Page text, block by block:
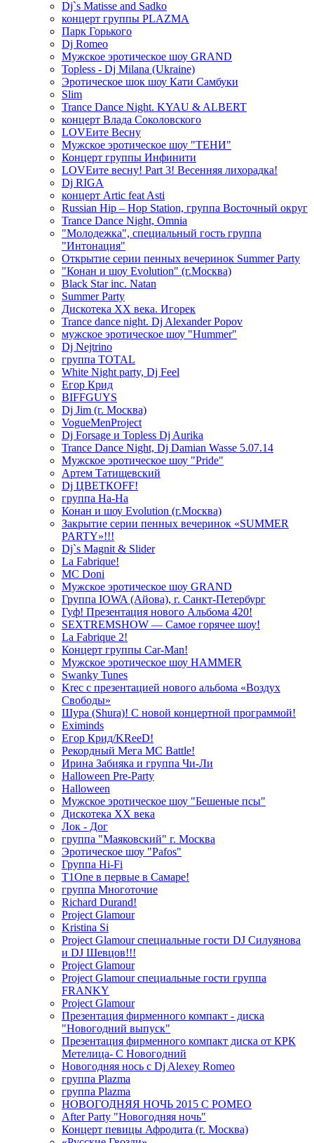
Dj`s Matisse and Sadko
концерт группы PLAZMA
Парк Горького
Dj Romeo
Мужское эротическое шоу GRAND
Topless - Dj Milana (Ukraine)
Эротическое шок шоу Кати Самбуки
Slim
Trance Dance Night. KYAU & ALBERT
концерт Влада Соколовского
LOVEите Весну
Мужское эротическое шоу "ТЕНИ"
Концерт группы Инфинити
LOVEите весну! Part 3! Весенняя лихорадка!
Dj RIGA
концерт Artic feat Asti
Russian Hip – Hop Station, группа Восточный округ
Trance Dance Night, Omnia
"Молодежка", специальный гость группа
"Интонация"
Открытие серии пенных вечеринок Summer Party
"Конан и шоу Evolution" (г.Москва)
Black Star inc. Natan
Summer Party
Дискотека ХХ века. Игорек
Trance dance night. Dj Alexander Popov
мужское эротическое шоу "Hummer"
Dj Nejtrino
группа TOTAL
White Night party, Dj Feel
Егор Крид
BIFFGUYS
Dj Jim (г. Москва)
VogueMenProject
Dj Forsage и Topless Dj Aurika
Trance Dance Night, Dj Damian Wasse 5.07.14
Мужское эротическое шоу "Pride"
Артем Татищевский
Dj ЦВЕТКOFF!
группа На-На
Конан и шоу Evolution (г.Москва)
Закрытие серии пенных вечеринок «SUMMER
PARTY»!!!
Dj`s Magnit & Slider
La Fabrique!
MC Doni
Мужское эротическое шоу GRAND
Группа IOWA (Айова), г. Санкт-Петербург
Гуф! Презентация нового Альбома 420!
SEXTREMSHOW — Самое горячее шоу!
La Fabrique 2!
Концерт группы Car-Man!
Мужское эротическое шоу HAMMER
Swanky Tunes
Krec с презентацией нового альбома «Воздух
Свободы»
Шура (Shura)! С новой концертной программой!
Eximinds
Егор Крид/KReeD!
Рекордный Мега МС Battle!
Ирина Забияка и группа Чи-Ли
Halloween Pre-Party
Halloween
Мужское эротическое шоу "Бешеные псы"
Дискотека ХХ века
Лок - Дог
группа "Маяковский" г. Москва
Эротическое шоу "Pafos"
Группа Hi-Fi
T1One в первые в Самаре!
группа Многоточие
Richard Durand!
Project Glamour
Kristina Si
Project Glamour специальные гости DJ Силуянова
и DJ Шевцов!!!
Project Glamour
Project Glamour специальные гости группа
FRANKY
Project Glamour
Презентация фирменного компакт - диска
"Новогодний выпуск"
Презентация фирменного компакт диска от КРК
Метелица- С Новогодний
Новогодняя нось с Dj Alexey Romeo
группа Plazma
группа Plazma
НОВОГОДНЯЯ НОЧЬ 2015 C РОМЕО
After Party "Новогодняя ночь"
Концерт певицы Афродита (г. Москва)